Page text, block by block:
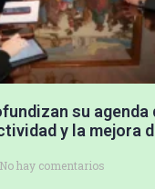
su
y la mejora
No hay comentarios